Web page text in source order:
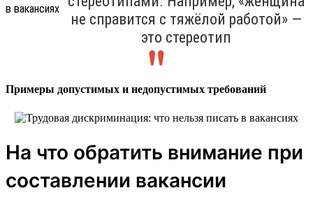
не справится с тяжёлой работой» —
это стереотип
Примеры допустимых и недопустимых требований
На что обратить внимание при
составлении вакансии